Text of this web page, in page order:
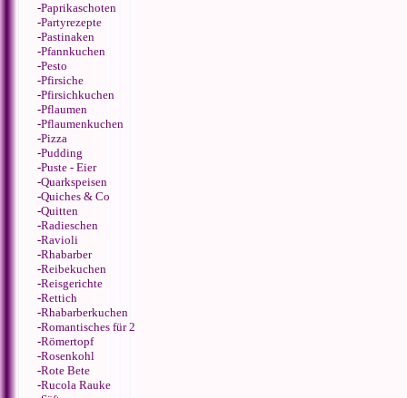
-Paprikaschoten
-Partyrezepte
-Pastinaken
-Pfannkuchen
-Pesto
-Pfirsiche
-Pfirsichkuchen
-Pflaumen
-Pflaumenkuchen
-Pizza
-Pudding
-Puste - Eier
-Quarkspeisen
-Quiches & Co
-Quitten
-Radieschen
-Ravioli
-Rhabarber
-Reibekuchen
-Reisgerichte
-Rettich
-Rhabarberkuchen
-Romantisches für 2
-Römertopf
-Rosenkohl
-Rote Bete
-Rucola Rauke